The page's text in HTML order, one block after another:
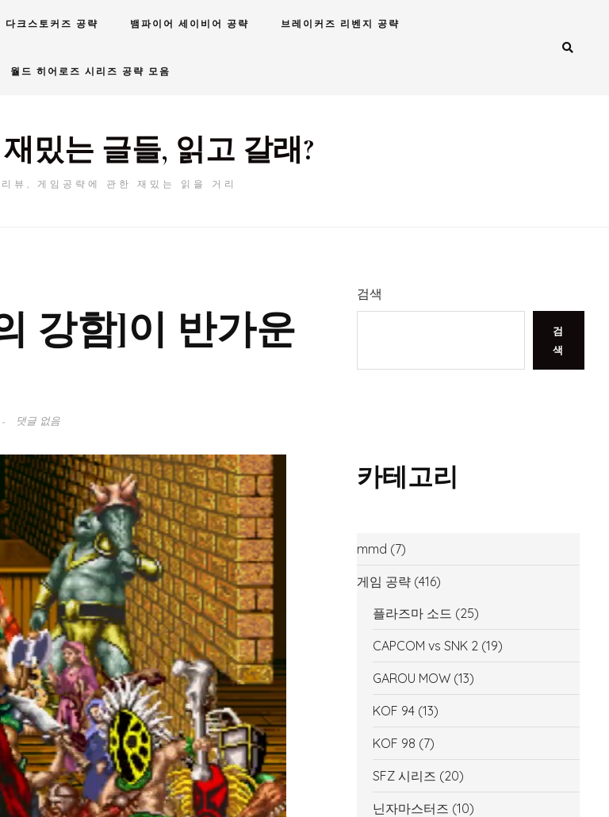
다크스토커즈 공략 뱀파이어 세이비어 공략 브레이커즈 리벤지 공략
월드 히어로즈 시리즈 공략 모음
밌는 글들, 읽고 갈래?
뷰, 게임공략에 관한 재밌는 읽을 거리
강함]이 반가운
댓글 없음
검색
검
색
카테고리
mmd (7)
게임 공략(416)
플라즈마 소드 (25)
CAPCOM vs SNK 2(19)
GAROU MOW(13)
KOF 94(13)
KOF 98 (7)
SFZ 시리즈 (20)
닌자마스터즈 (10)